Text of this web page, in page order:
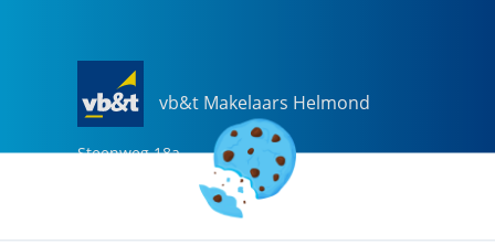
vb&t Makelaars Helmond
Steenweg 18a
helmond@vbtmakelaars.nl